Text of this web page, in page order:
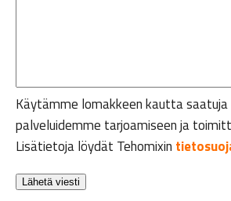
Käytämme lomakkeen kautta
palveluidemme tarjoamiseen ja
Lisätietoja löydät Tehomixin